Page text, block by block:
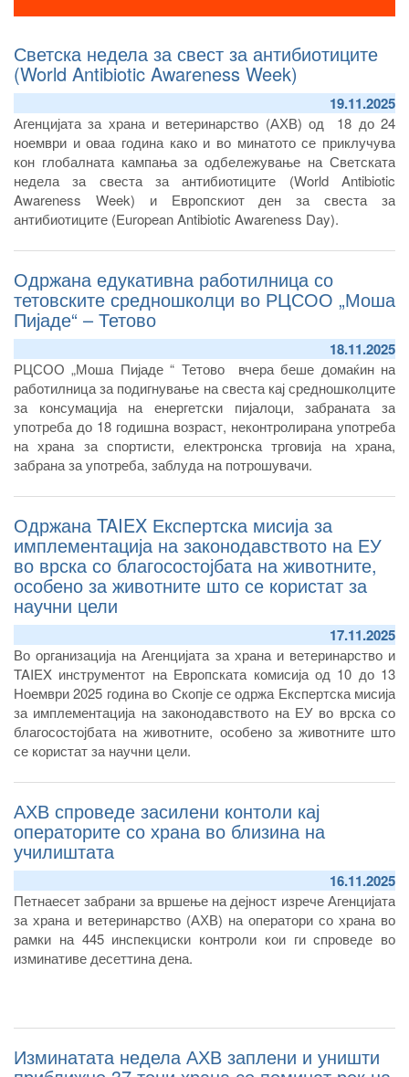
Светска недела за свест за антибиотиците
(World Antibiotic Awareness Week)
19.11.2025
Агенцијата за храна и ветеринарство (АХВ) од 18 до 24
ноември и оваа година како и во минатото се приклучува
кон глобалната кампања за одбележување на Светската
недела за свеста за антибиотиците (World Antibiotic
Awareness Week) и Европскиот ден за свеста за
антибиотиците (European Antibiotic Awareness Day).
Одржана едукативна работилница со
тетовските средношколци во РЦСОО „Моша
Пијаде“ – Тетово
18.11.2025
РЦСОО „Моша Пијаде “ Тетово вчера беше домаќин на
работилница за подигнување на свеста кај средношколците
за консумација на енергетски пијалоци, забраната за
употреба до 18 годишна возраст, неконтролирана употреба
на храна за спортисти, електронска трговија на храна,
забрана за употреба, заблуда на потрошувачи.
Одржана TAIEX Експертска мисија за
имплементација на законодавството на ЕУ
во врска со благосостојбата на животните,
особено за животните што се користат за
научни цели
17.11.2025
Во организација на Агенцијата за храна и ветеринарство и
TAIEX инструментот на Европската комисија од 10 до 13
Ноември 2025 година во Скопје се одржа Експертска мисија
за имплементација на законодавството на ЕУ во врска со
благосостојбата на животните, особено за животните што
се користат за научни цели.
АХВ спроведе засилени контоли кај
операторите со храна во близина на
училиштата
16.11.2025
Петнаесет забрани за вршење на дејност изрече Агенцијата
за храна и ветеринарство (АХВ) на оператори со храна во
рамки на 445 инспекциски контроли кои ги спроведе во
изминативе десеттина дена.
Изминатата недела АХВ заплени и уништи